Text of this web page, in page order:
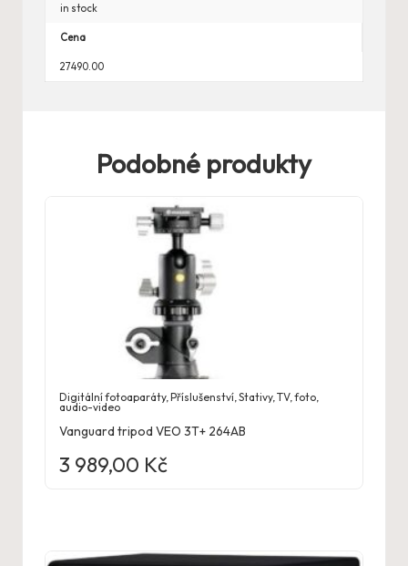
in stock
Cena
27490.00
Podobné produkty
Digitální fotoaparáty,Příslušenství,Stativy,TV, foto,
audio-video
Vanguard tripod VEO 3T+ 264AB
3 989,00 Kč